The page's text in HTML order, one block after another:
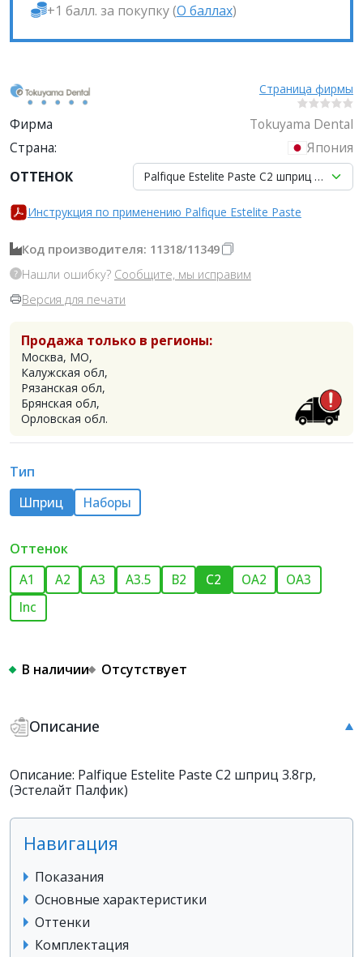
+1 балл. за покупку (О баллах)
Страница фирмы
Фирма
Tokuyama Dental
Страна:
Япония
ОТТЕНОК
Palfique Estelite Paste C2 шприц 3.8гр,
Инструкция по применению Palfique Estelite Paste
Код производителя: 11318/11349
Нашли ошибку? Сообщите, мы исправим
Версия для печати
Продажа только в регионы:
Москва, МО,
Калужская обл,
Рязанская обл,
Брянская обл,
Орловская обл.
Тип
Шприц Наборы
Оттенок
A1 A2 A3 A3.5 B2 C2 OA2
OA3
Inc
В наличии Отсутствует
Описание
Описание: Palfique Estelite Paste C2 шприц 3.8гр,
(Эстелайт Палфик)
Навигация
Показания
Основные характеристики
Оттенки
Комплектация